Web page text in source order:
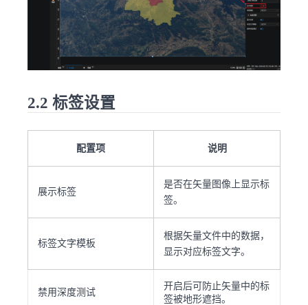
2.2 标签设置
配置项 说明
展示标签
是否在矢量图像上显示标
签。
标签文字模板
根据矢量文件中的数据，
显示对应标签文字。
禁用深度测试
开启后可防止矢量中的标
签被地形遮挡。